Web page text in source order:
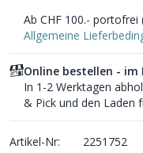
Ab CHF 100.- portofrei
Allgemeine
Online bestellen - im
In 1-2 Werktagen
& Pick und den Laden
Artikel-Nr:
2251752